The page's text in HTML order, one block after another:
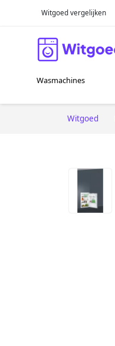
Witgoed vergelijken
Wasmachines
Witgoed